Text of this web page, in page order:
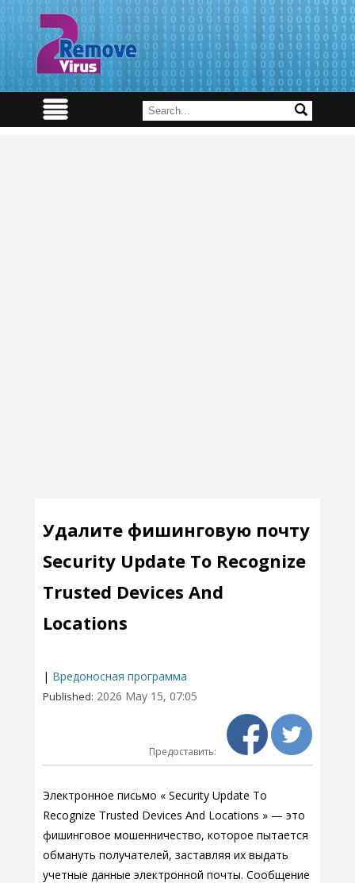
Удалите фишинговую почту
Security Update To Recognize
Trusted Devices And
Locations
| Вредоносная программа
Published: 2026 May 15, 07:05
Предоставить:
Электронное письмо « Security Update To
Recognize Trusted Devices And Locations » — это
фишинговое мошенничество, которое пытается
обмануть получателей, заставляя их выдать
учетные данные электронной почты. Сообщение